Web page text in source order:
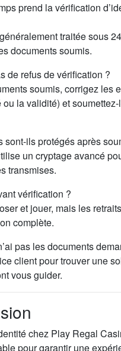
prend la vérification
traitée sous
documents soumis.
de refus de vérification ?
soumis, corrigez les
ou la validité) et
sont-ils protégés après
un cryptage avancé
transmises.
vérification ?
et jouer, mais les
complète.
pas les documents
client pour trouver une
vous guider.
chez Play Regal
pour garantir une